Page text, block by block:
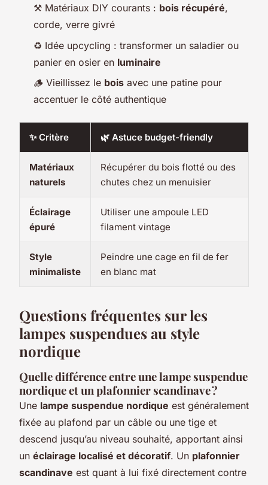
⚒️ Matériaux DIY courants : bois récupéré,
corde, verre givré
♻️ Idée upcycling : transformer un saladier ou
panier en osier en luminaire
🪵 Vieillissez le bois avec une patine pour
accentuer le côté authentique
✨ Critère 🌿 Astuce budget-friendly
Matériaux
naturels
Récupérer du bois flotté ou des
chutes chez un menuisier
Éclairage
épuré
Utiliser une ampoule LED
filament vintage
Style
minimaliste
Peindre une cage en fil de fer
en blanc mat
Questions fréquentes sur les
lampes suspendues au style
nordique
Quelle différence entre une lampe suspendue
nordique et un plafonnier scandinave ?
Une lampe suspendue nordique est généralement
fixée au plafond par un câble ou une tige et
descend jusqu’au niveau souhaité, apportant ainsi
un éclairage localisé et décoratif. Un plafonnier
scandinave est quant à lui fixé directement contre